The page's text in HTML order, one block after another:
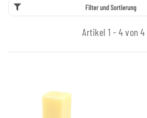
Filter und Sortierung
Artikel 1 - 4 von 4